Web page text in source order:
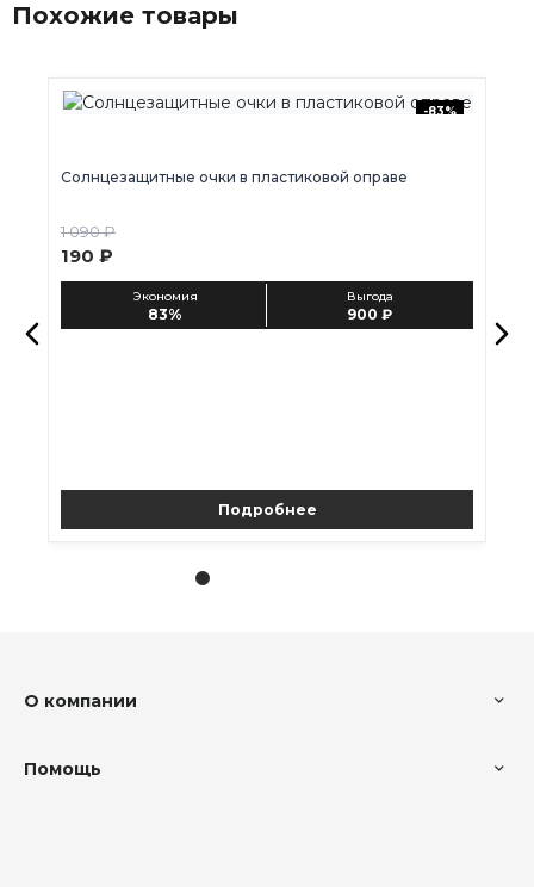
Похожие товары
-83%
Солнцезащитные очки в пластиковой оправе
1 090 ₽
190 ₽
Экономия
83%
Выгода
900 ₽
Подробнее
О компании
Помощь